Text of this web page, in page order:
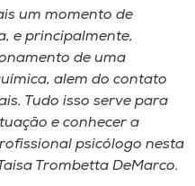
um momento de
e principalmente,
de uma
alem do contato
Tudo isso serve para
e conhecer a
psicólogo nesta
Trombetta DeMarco.